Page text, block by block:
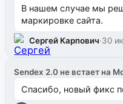
В нашем случае мы
маркировке сайта.
Сергей Карпович·30
Sendex 2.0 не встает на
Спасибо, новый фикс